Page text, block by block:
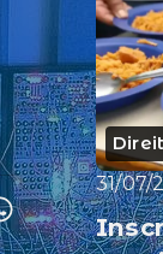
31/07/